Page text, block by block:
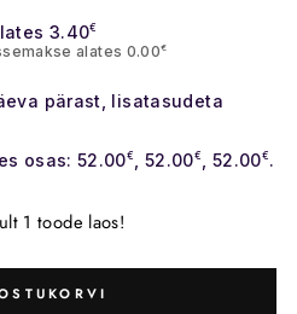
3.40€
alates 0.00€
pärast, lisatasudeta
osas: 52.00€ , 52.00€ , 52.00€ .
1 toode laos!